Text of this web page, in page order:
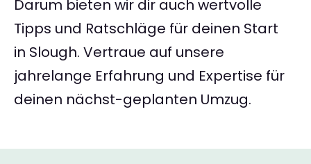
Darum bieten wir dir auch wertvolle
Tipps und Ratschläge für deinen Start
in Slough. Vertraue auf unsere
jahrelange Erfahrung und Expertise für
deinen nächst-geplanten Umzug.